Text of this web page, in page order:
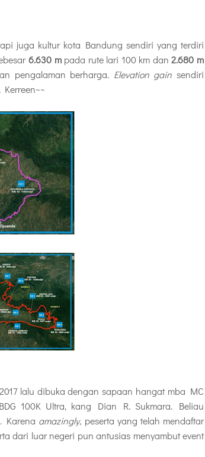
juga kultur kota Bandung sendiri yang terdiri
6.630 mpada rute lari 100 km dan2.680 m
pengalaman berharga. Elevation gain sendiri
lalu dibuka dengan sapaan hangat mba MC
100K Ultra, kang Dian R. Sukmara. Beliau
Karena amazingly, peserta yang telah mendaftar
dari luar negeri pun antusias menyambut event